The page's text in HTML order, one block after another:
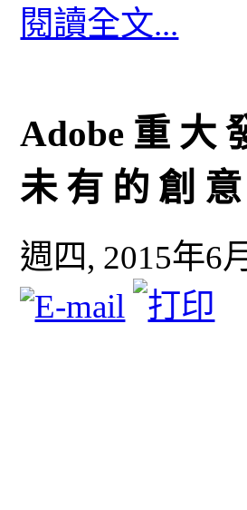
閱讀全文...
Adobe 重 大
未 有 的 創 意
週四, 2015年6